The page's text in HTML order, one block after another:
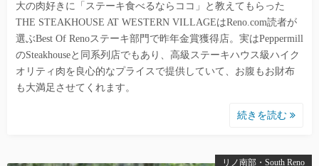
大の肉好きに「ステーキ食べるならココ」と教えてもらった
THE STEAKHOUSE AT WESTERN VILLAGEはReno.com読者が
選ぶBest Of Renoステーキ部門で昨年金賞獲得店。実はPeppermill
のSteakhouseと同系列店でもあり、高級ステーキハウス級ハイク
オリティ肉を良心的なプライスで提供していて、お腹もお財布
も大満足させてくれます。
続きを読む
リノ南部・South Reno